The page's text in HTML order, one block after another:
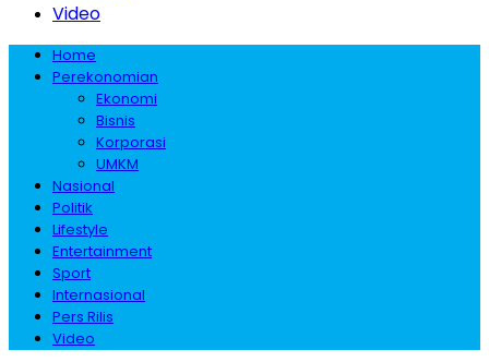
Video
Home
Perekonomian
Ekonomi
Bisnis
Korporasi
UMKM
Nasional
Politik
Lifestyle
Entertainment
Sport
Internasional
Pers Rilis
Video